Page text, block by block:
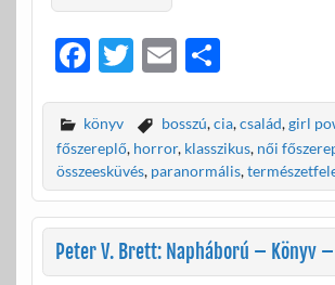
F
e
b
o
o
k
T
itt
er
E
ail
O
za
m
e
g
könyv bosszú,cia,család,girl
főszereplő, horror, klasszikus, női
összeesküvés, paranormális,
Peter V. Brett: Napháború – Könyv